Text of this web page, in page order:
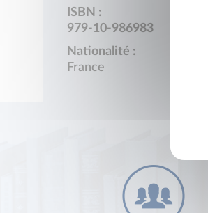
ISBN :
979-10-986983
Nationalité :
France